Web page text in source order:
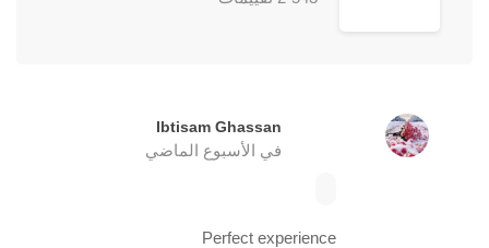
Ibtisam Ghassan
في الأسبوع الماضي
Perfect experience